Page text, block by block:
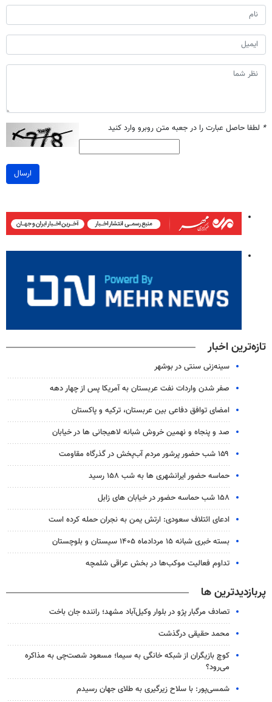
* لطفا حاصل عبارت را در جعبه متن روبرو وارد کنید
ارسال
تازه‌ترین اخبار
سینه‌زنی سنتی در بوشهر
صفر شدن واردات نفت عربستان به آمریکا پس از چهار دهه
امضای توافق دفاعی بین عربستان، ترکیه و پاکستان
صد و پنجاه و نهمین خروش شبانه لاهیجانی ها در خیابان
۱۵۹ شب حضور پرشور مردم آب‌پخش در گذرگاه مقاومت
حماسه حضور ایرانشهری ها به شب ۱۵۸ رسید
۱۵۸ شب حماسه حضور در خیابان های زابل
ادعای ائتلاف سعودی: ارتش یمن به نجران حمله کرده است
بسته خبری شبانه ۱۵ مردادماه ۱۴۰۵ سیستان و بلوچستان
تداوم فعالیت موکب‌ها در بخش عراقی شلمچه
پربازدیدترین ها
تصادف مرگبار پژو در بلوار وکیل‌آباد مشهد؛ راننده جان باخت
محمد حقیقی درگذشت
کوچ بازیگران از شبکه خانگی به سیما؛ مسعود شصت‌چی به مذاکره
می‌رود؟
شمسی‌پور: با سلاح زیرگیری به طلای جهان رسیدم